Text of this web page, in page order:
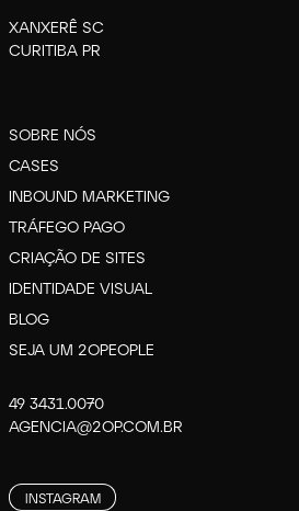
XANXERÊ SC
CURITIBA PR
SOBRE NÓS
CASES
INBOUND MARKETING
TRÁFEGO PAGO
CRIAÇÃO DE SITES
IDENTIDADE VISUAL
BLOG
SEJA UM 2OPEOPLE
49 3431.0070
AGENCIA@2OP.COM.BR
INSTAGRAM